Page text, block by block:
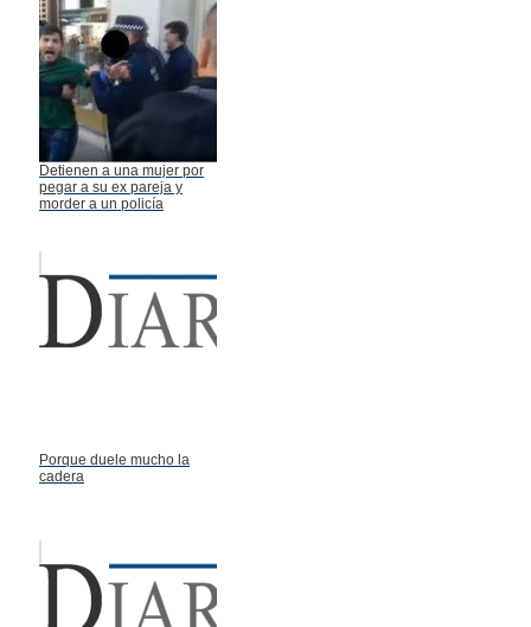
Detienen a una mujer por
pegar a su ex pareja y
morder a un policía
Porque duele mucho la
cadera